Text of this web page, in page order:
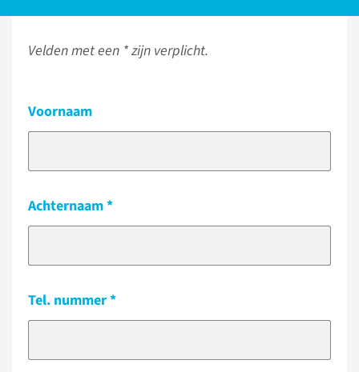
Velden met een * zijn verplicht.
Voornaam
Achternaam
Tel. nummer